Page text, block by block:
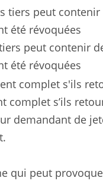
peut contenir
été révoquées
complet s’ils
demandant de
qui peut